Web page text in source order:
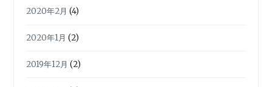
2020年2月 (4)
2020年1月 (2)
2019年12月 (2)